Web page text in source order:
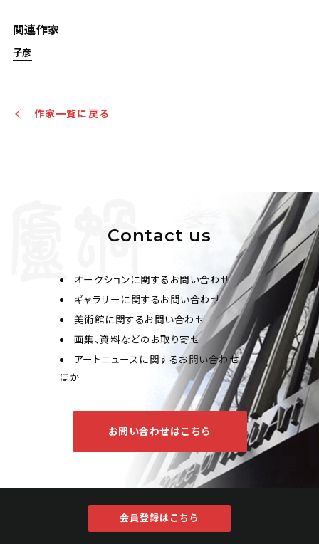
関連作家
子彦主催
JPY 10,000 - 30,000
作家一覧に戻る
Contact us
オークションに関するお問い合わせ
ギャラリーに関するお問い合わせ
美術館に関するお問い合わせ
画集、資料などのお取り寄せ
アートニュースに関するお問い合わせ
ほか
お問い合わせはこちら
会員登録はこちら